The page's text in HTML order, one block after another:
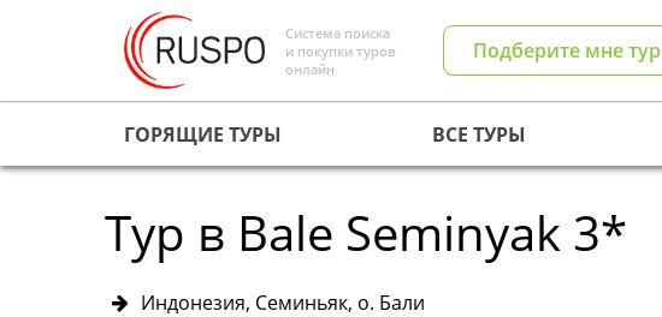
Система поиска
и покупки туров
онлайн
Подберите мне тур
ГОРЯЩИЕ ТУРЫ ВСЕ ТУРЫ
Тур в Bale Seminyak 3*
Индонезия, Семиньяк, о. Бали